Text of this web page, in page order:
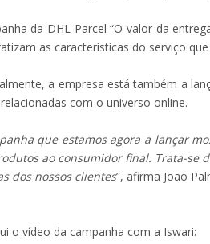
da DHL Parcel “O valor da
as características do serviço
a empresa está também a
com o universo online.
que estamos agora a lançar
ao consumidor final. Trata-se
dos nossos clientes”, afirma João
o vídeo da campanha com a Iswari: